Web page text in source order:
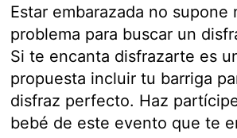
Estar embarazada no supone
problema para buscar un
Si te encanta disfrazarte es
propuesta incluir tu barriga
disfraz perfecto. Haz
bebé de este evento que te